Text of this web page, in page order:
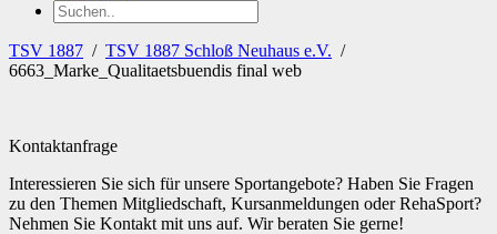
TSV 1887 / TSV 1887 Schloß Neuhaus e.V. /
6663_Marke_Qualitaetsbuendis final web
Kontaktanfrage
Interessieren Sie sich für unsere Sportangebote? Haben Sie Fragen
zu den Themen Mitgliedschaft, Kursanmeldungen oder RehaSport?
Nehmen Sie Kontakt mit uns auf. Wir beraten Sie gerne!